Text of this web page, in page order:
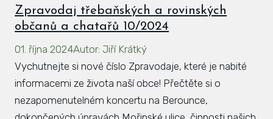
Zpravodaj třebaňských a rovinských
občanů a chatařů 10/2024
01. října 2024Autor: Jiří Krátký
Vychutnejte si nové číslo Zpravodaje, které je nabité
informacemi ze života naší obce! Přečtěte si o
nezapomenutelném koncertu na Berounce,